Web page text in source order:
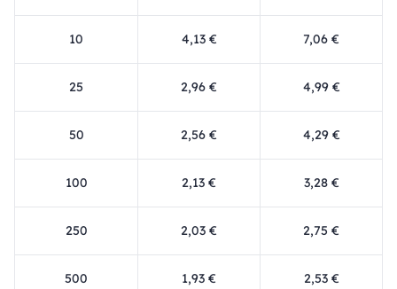
10 4,13 € 7,06 €
25 2,96 € 4,99 €
50 2,56 € 4,29 €
100 2,13 € 3,28 €
250 2,03 € 2,75 €
500 1,93 € 2,53 €